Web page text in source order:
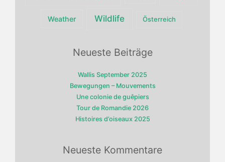
Weather Wildlife Österreich
Neueste Beiträge
Wallis September 2025
Bewegungen – Mouvements
Une colonie de guêpiers
Tour de Romandie 2026
Histoires d’oiseaux 2025
Neueste Kommentare